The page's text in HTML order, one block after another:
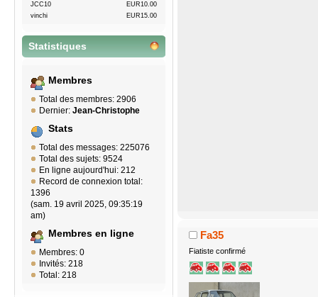
JCC10
EUR10.00
vinchi
EUR15.00
Statistiques
Membres
Total des membres: 2906
Dernier: Jean-Christophe
Stats
Total des messages: 225076
Total des sujets: 9524
En ligne aujourd'hui: 212
Record de connexion total:
1396
(sam. 19 avril 2025, 09:35:19
am)
Membres en ligne
Membres: 0
Invités: 218
Total: 218
Fa35
Fiatiste confirmé